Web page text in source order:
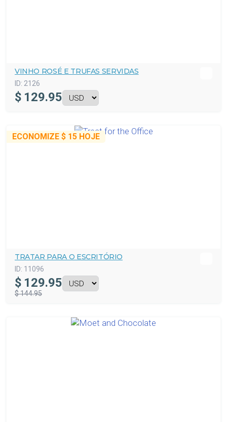
VINHO ROSÉ E TRUFAS SERVIDAS
ID: 2126
$ 129.95
ECONOMIZE $ 15 HOJE
TRATAR PARA O ESCRITÓRIO
ID: 11096
$ 129.95
$ 144.95